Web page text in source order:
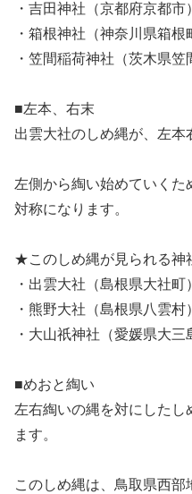
・吉田神社（京都府京都市）
・箱根神社（神奈川県箱根
・笠間稲荷神社（茨木県笠
■左本、右末
出雲大社のしめ縄が、左本
左側から綯い始めていく
対称になります。
★このしめ縄が見られる神
・出雲大社（島根県大社町）
・熊野大社（島根県八雲村）
・大山祇神社（愛媛県大三
■めおと綯い
左右綯いの縄を対にした
ます。
このしめ縄は、鳥取県西部